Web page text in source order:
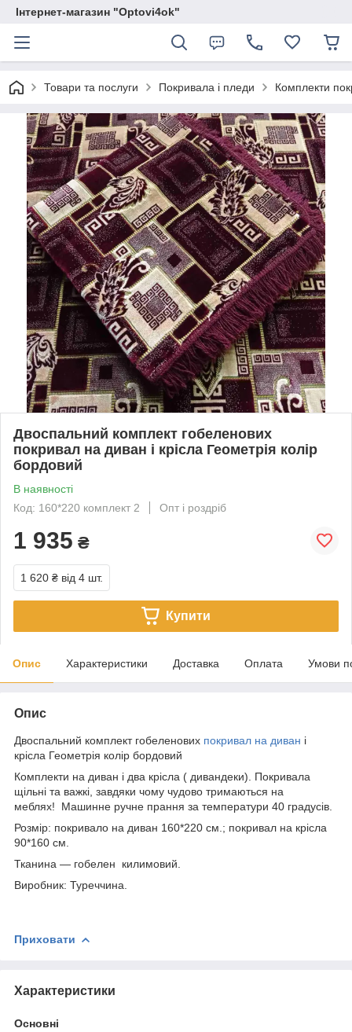
Інтернет-магазин "Optovi4ok"
Товари та послуги Покривала і пледи Комплекти
Двоспальний комплект гобеленових
покривал на диван і крісла Геометрія колір
бордовий
В наявності
Код: 160*220 комплект 2
Опт і роздріб
1 935 ₴
1 620 ₴ від 4 шт.
Купити
Опис Характеристики Доставка Оплата Умови
Опис
Двоспальний комплект гобеленових покривал на диван і
крісла Геометрія колір бордовий
Комплекти на диван і два крісла ( дивандеки). Покривала
щільні та важкі, завдяки чому чудово тримаються на
меблях! Машинне ручне прання за температури 40 градусів.
Розмір: покривало на диван 160*220 см.; покривал на крісла
90*160 см.
Тканина — гобелен килимовий.
Виробник: Туреччина.
Приховати
Характеристики
Основні